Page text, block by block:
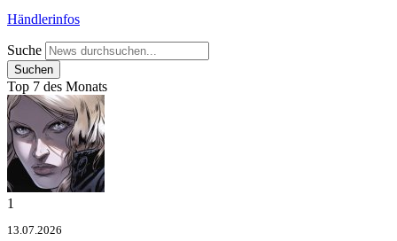
Händlerinfos
Suche
Top 7 des Monats
1
13.07.2026